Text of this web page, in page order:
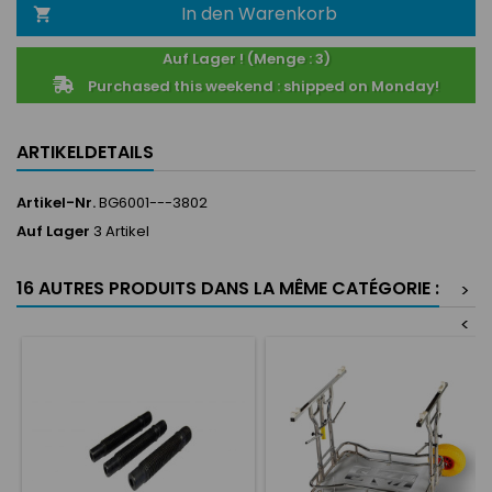
 In den Warenkorb
Auf Lager ! (Menge : 3)
Purchased this weekend : shipped on Monday!
ARTIKELDETAILS
Artikel-Nr.BG6001---3802
Auf Lager 3 Artikel
16 AUTRES PRODUITS DANS LA MÊME CATÉGORIE :
>
<